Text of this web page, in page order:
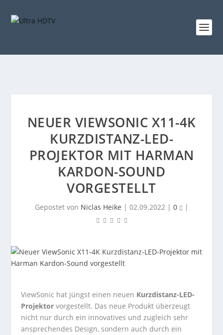
NEUER VIEWSONIC X11-4K
KURZDISTANZ-LED-
PROJEKTOR MIT HARMAN
KARDON-SOUND
VORGESTELLT
Gepostet von Niclas Heike | 02.09.2022| 0 |
ViewSonic hat jüngst einen neuen Kurzdistanz-LED-
Projektor vorgestellt. Das neue Produkt überzeugt
nicht nur durch ein innovatives und zugleich sehr
ansprechendes Design, sondern auch durch ein